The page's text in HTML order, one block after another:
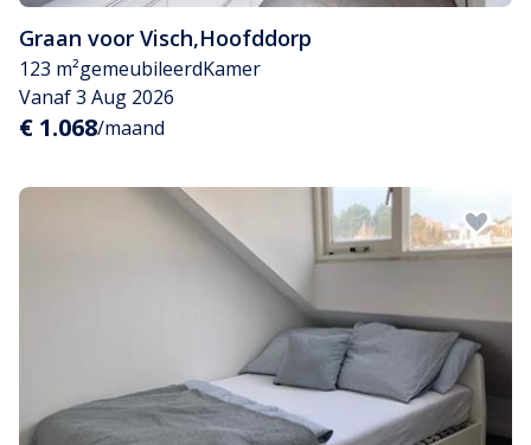
Graan voor Visch,Hoofddorp
123 m²gemeubileerdKamer
Vanaf 3 Aug 2026
€ 1.068/maand